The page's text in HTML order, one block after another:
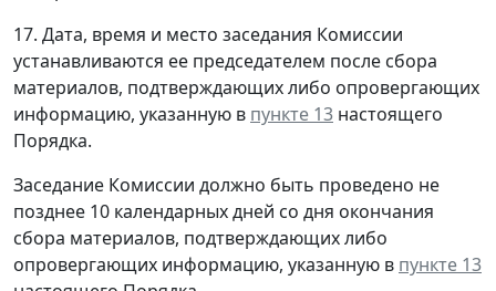
17. Дата, время и место заседания Комиссии
устанавливаются ее председателем после сбора
материалов, подтверждающих либо опровергающих
информацию, указанную в пункте 13 настоящего
Порядка.
Заседание Комиссии должно быть проведено не
позднее 10 календарных дней со дня окончания
сбора материалов, подтверждающих либо
опровергающих информацию, указанную в пункте 13